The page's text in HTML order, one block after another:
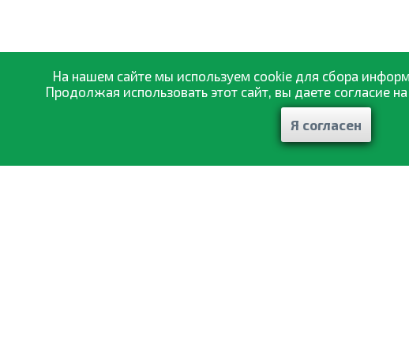
На нашем сайте мы используем cookie для сбора
Продолжая использовать этот сайт, вы даете согласие
Я согласен